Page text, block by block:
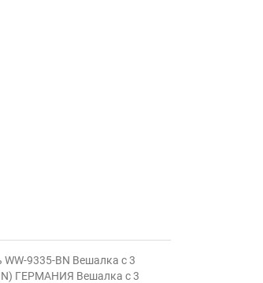
9335-BN Вешалка с 3
ГЕРМАНИЯ Вешалка с 3